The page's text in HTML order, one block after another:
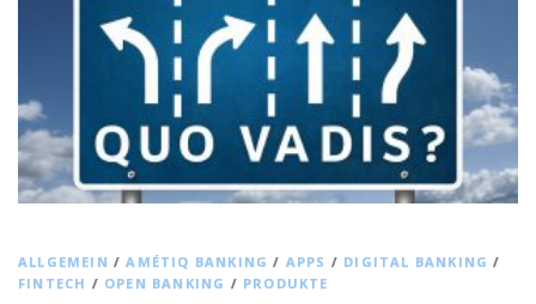
ALLGEMEIN /AMÉTIQ BANKING / APPS / DIGITAL BANKING /
FINTECH / OPEN BANKING / PRODUKTE